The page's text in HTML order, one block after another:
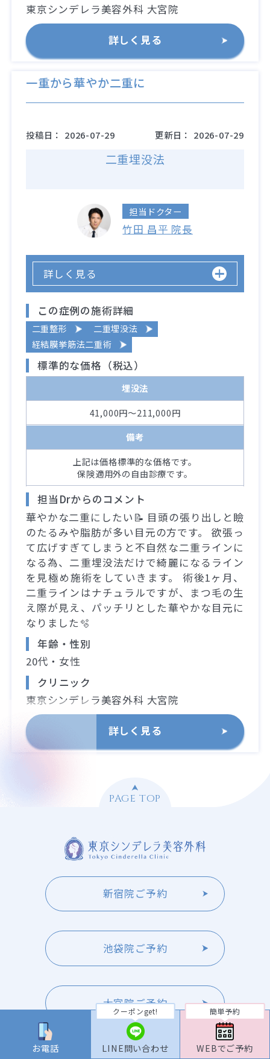
お電話
クーポンget!
LINE問い合わせ
簡単予約
WEBでご予約
東京シンデレラ美容外科 大宮院
詳しく見る
一重から華やか二重に
投稿日： 2026-07-29 更新日： 2026-07-29
二重埋没法
担当ドクター
竹田 昌平 院長
詳しく見る
この症例の施術詳細
二重整形
二重埋没法
経結膜挙筋法二重術
標準的な価格（税込）
埋没法
41,000円～211,000円
備考
上記は価格標準的な価格です。
保険適用外の自由診療です。
担当Drからのコメント
華やかな二重にしたい📝 目頭の張り出しと瞼
のたるみや脂肪が多い目元の方です。 欲張っ
て広げすぎてしまうと不自然な二重ラインに
なる為、二重埋没法だけで綺麗になるライン
を見極め施術をしていきます。 術後1ヶ月、
二重ラインはナチュラルですが、まつ毛の生
え際が見え、パッチリとした華やかな目元に
なりました🫧
年齢・性別
20代・女性
クリニック
東京シンデレラ美容外科 大宮院
詳しく見る
PAGE TOP
新宿院ご予約
池袋院ご予約
大宮院ご予約